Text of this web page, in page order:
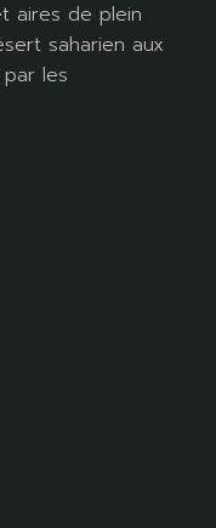
aires de plein
saharien aux
les